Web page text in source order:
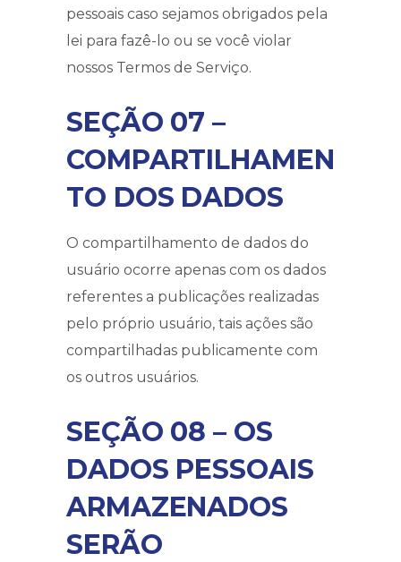
pessoais caso sejamos obrigados pela
lei para fazê-lo ou se você violar
nossos Termos de Serviço.
SEÇÃO 07 –
COMPARTILHAMEN
TO DOS DADOS
O compartilhamento de dados do
usuário ocorre apenas com os dados
referentes a publicações realizadas
pelo próprio usuário, tais ações são
compartilhadas publicamente com
os outros usuários.
SEÇÃO 08 – OS
DADOS PESSOAIS
ARMAZENADOS
SERÃO